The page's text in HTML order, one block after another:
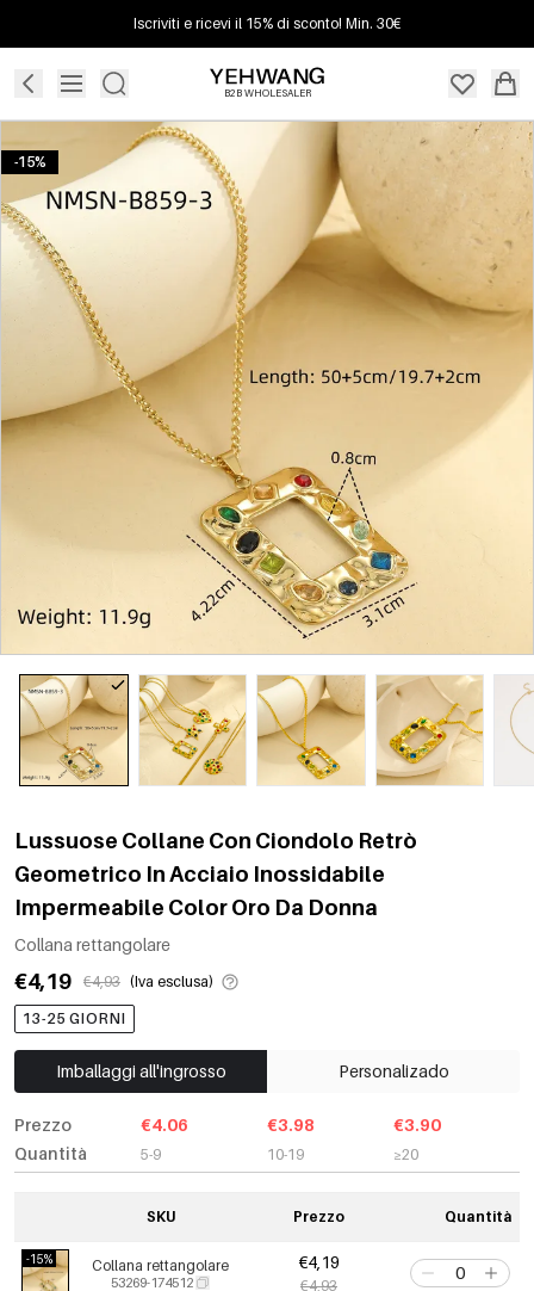
Iscriviti e ricevi il 15% di sconto! Min. 30€
B2B WHOLESALER
-15%
Lussuose Collane Con Ciondolo Retrò
Geometrico In Acciaio Inossidabile
Impermeabile Color Oro Da Donna
Collana rettangolare
€4,19 €4,93 (Iva esclusa)
13-25 GIORNI
Imballaggi all'ingrosso Personalizado
Prezzo
Quantità
€4.06
5-9
€3.98
10-19
€3.90
≥20
SKU Prezzo Quantità
-15% Collana rettangolare
53269-174512
€4,19
€4,93